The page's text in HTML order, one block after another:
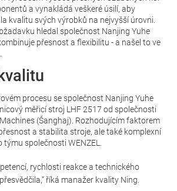
a vynakládá veškeré úsilí, aby
kvalitu svých výrobků na nejvyšší úrovni.
hledal společnost Nanjing Yuhe
přesnost a flexibilitu - a našel to ve
procesu se společnost Nanjing Yuhe
měřicí stroj LHF 2517 od společnosti
(Šanghaj). Rozhodujícím faktorem
a stabilita stroje, ale také komplexní
společnosti WENZEL.
rychlosti reakce a technického
říká manažer kvality Ning.